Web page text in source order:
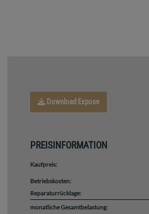
Download Expose
PREISINFORMATION
Kaufpreis:
Betriebskosten:
Reparaturrücklage:
monatliche Gesamtbelastung: